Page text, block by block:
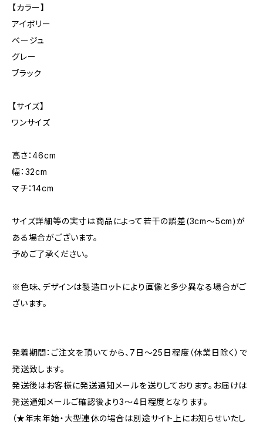
【カラー】
アイボリー
ベージュ
グレー
ブラック
【サイズ】
ワンサイズ
高さ：46cm
幅：32cm
マチ：14cm
サイズ詳細等の実寸は商品によって若干の誤差(3cm〜5cm)が
ある場合がございます。
予めご了承ください。
※色味、デザインは製造ロットにより画像と多少異なる場合がご
ざいます。
発着期間：ご注文を頂いてから、7日〜25日程度（休業日除く）で
発送致します。
発送後はお客様に発送通知メールを送りしております。お届けは
発送通知メールご確認後より3〜4日程度となります。
（★年末年始・大型連休の場合は別途サイト上にお知らせいたし